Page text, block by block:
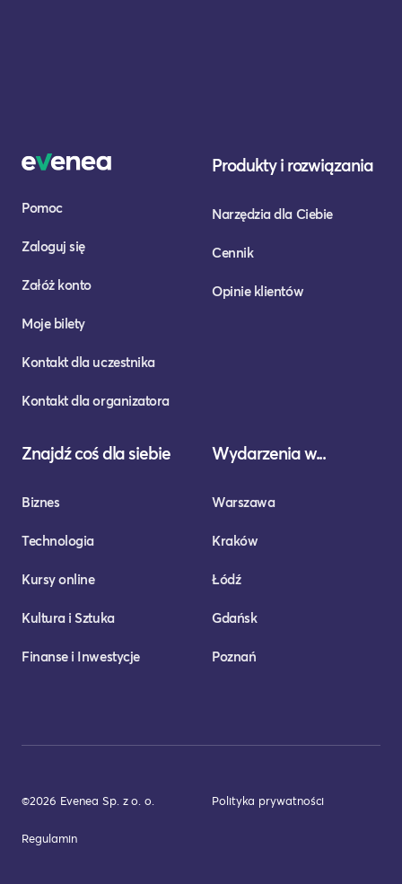
Pomoc
Zaloguj się
Załóż konto
Moje bilety
Kontakt dla uczestnika
Kontakt dla organizatora
Produkty i rozwiązania
Narzędzia dla Ciebie
Cennik
Opinie klientów
Znajdź coś dla siebie
Biznes
Technologia
Kursy online
Kultura i Sztuka
Finanse i Inwestycje
Wydarzenia w...
Warszawa
Kraków
Łódź
Gdańsk
Poznań
©2026 Evenea Sp. z o. o. Polityka prywatności
Regulamin